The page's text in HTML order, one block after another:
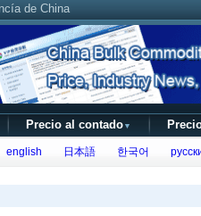
de China
Precio al contado ▼
english 日本語 한국어